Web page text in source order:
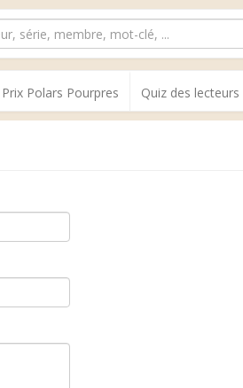
Prix Polars Pourpres Quiz des lecteurs